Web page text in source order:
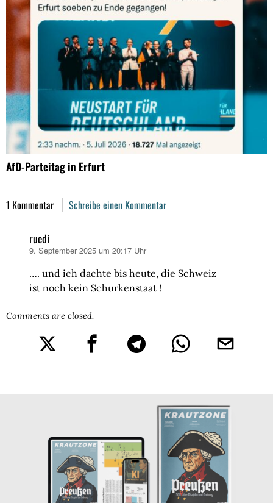
AfD-Parteitag in Erfurt
1 Kommentar Schreibe einen Kommentar
ruedi
sagt:
9. September 2025 um 20:17 Uhr
…. und ich dachte bis heute, die Schweiz
ist noch kein Schurkenstaat !
Comments are closed.